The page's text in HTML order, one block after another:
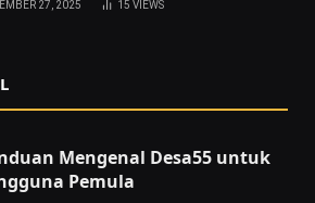
27, 2025 15 VIEWS
Mengenal Desa55 untuk
Pemula